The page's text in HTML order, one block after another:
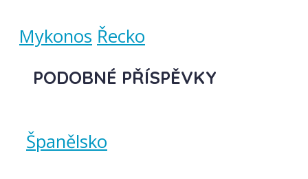
Mykonos Řecko
PODOBNÉ PŘÍSPĚVKY
Španělsko